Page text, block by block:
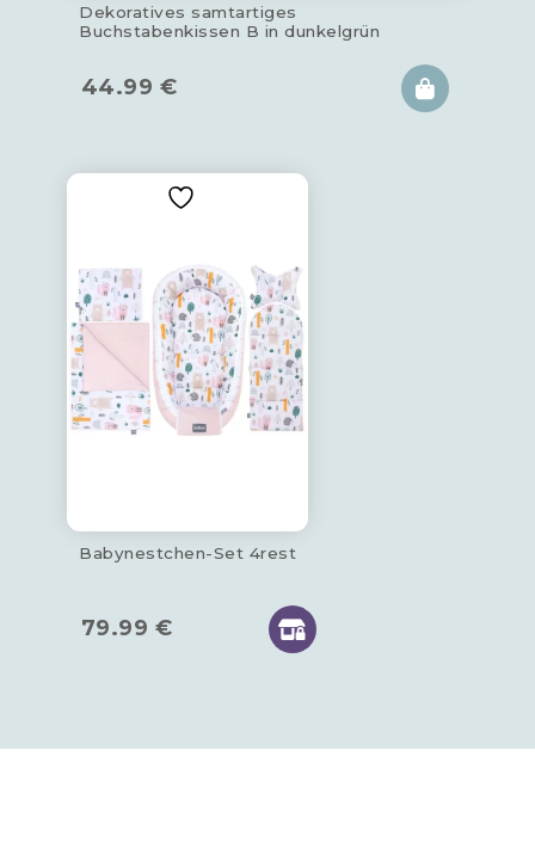
Dekoratives samtartiges
Buchstabenkissen B in dunkelgrün
44.99 €
Babynestchen-Set 4rest
79.99 €